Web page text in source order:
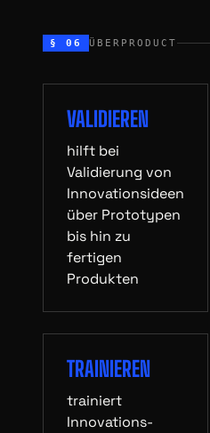
§ 06 ÜBERPRODUCT
VALIDIEREN
hilft bei
Validierung von
Innovationsideen
über Prototypen
bis hin zu
fertigen
Produkten
TRAINIEREN
trainiert
Innovations-